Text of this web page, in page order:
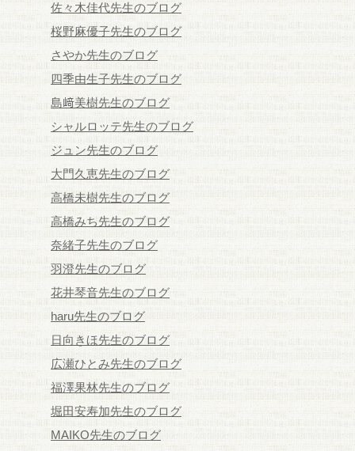
佐々木佳代先生のブログ
桜野麻優子先生のブログ
さやか先生のブログ
四季由生子先生のブログ
島﨑美樹先生のブログ
シャルロッテ先生のブログ
ジュン先生のブログ
大門久恵先生のブログ
高橋未樹先生のブログ
高橋みち先生のブログ
奈緒子先生のブログ
羽澄先生のブログ
花井琴音先生のブログ
haru先生のブログ
日向きほ先生のブログ
広瀬ひとみ先生のブログ
福澤果林先生のブログ
堀田安寿加先生のブログ
MAIKO先生のブログ